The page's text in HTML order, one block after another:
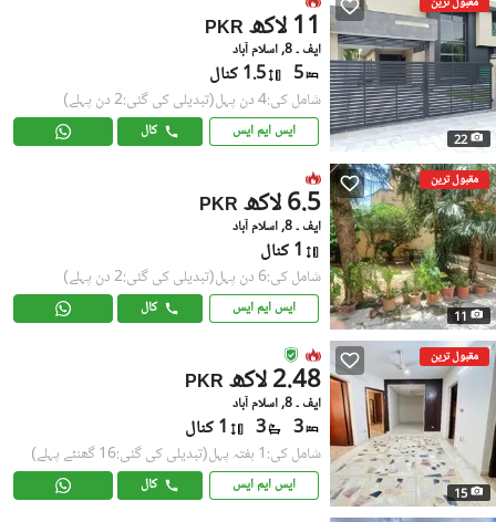
22
PKR 11 لاکھ
ایف ۔ 8, اسلام آباد
5 1.5 کنال
شامل کی:4 دن پہل (تبدیلی کی گئی:2 دن پہلے)
ایس ایم ایس کال
مقبول ترین
11
PKR 6.5 لاکھ
ایف ۔ 8, اسلام آباد
1 کنال
شامل کی:6 دن پہل (تبدیلی کی گئی:2 دن پہلے)
ایس ایم ایس کال
مقبول ترین
15
PKR 2.48 لاکھ
ایف ۔ 8, اسلام آباد
3
3 1 کنال
شامل کی:1 ہفتہ پہل (تبدیلی کی گئی:16 گھنٹے پہلے)
ایس ایم ایس کال